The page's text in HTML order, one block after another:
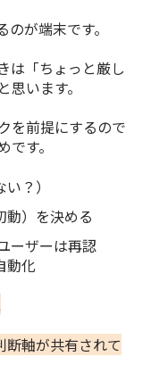
が端末です。
は「ちょっと厳し
います。
を前提にするので
す。
？）
動）を決める
ーザーは再認
動化
軸が共有されて